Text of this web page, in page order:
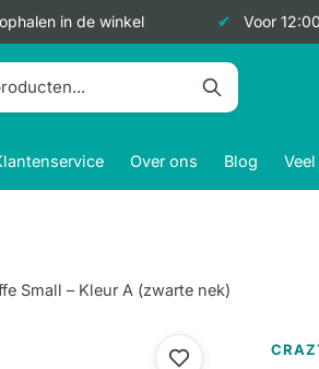
in de winkel Voor
Over ons Blog
Small – Kleur A (zwarte nek)